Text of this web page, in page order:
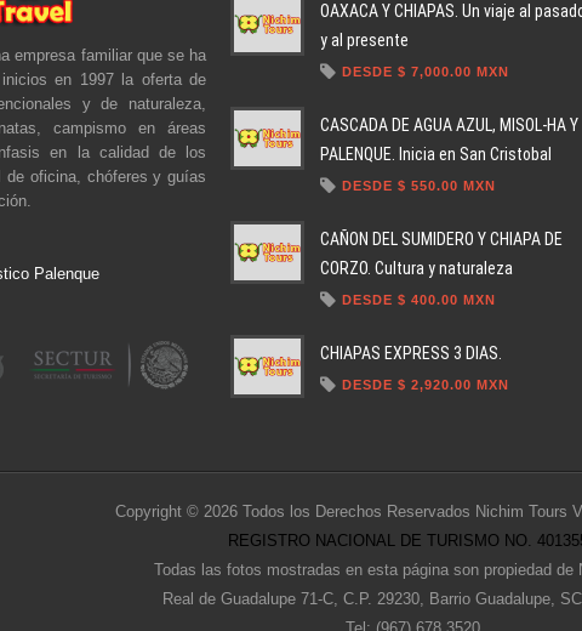
empresa familiar que se ha
en 1997 la oferta de
y de naturaleza,
campismo en áreas
en la calidad de los
de oficina, chóferes y guías
Palenque
OAXACA Y CHIAPAS. Un viaje al
y al presente
DESDE $ 7,000.00 MXN
CASCADA DE AGUA AZUL, MISOL-HA Y
PALENQUE. Inicia en San Cristobal
DESDE $ 550.00 MXN
CAÑON DEL SUMIDERO Y CHIAPA DE
CORZO. Cultura y naturaleza
DESDE $ 400.00 MXN
CHIAPAS EXPRESS 3 DIAS.
DESDE $ 2,920.00 MXN
Copyright © 2026 Todos los Derechos Reservados Nichim Tours
REGISTRO NACIONAL DE TURISMO NO.
Todas las fotos mostradas en esta página son propiedad de
Real de Guadalupe 71-C, C.P. 29230, Barrio Guadalupe,